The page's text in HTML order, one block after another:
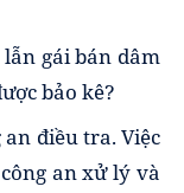
gái bán dâm
bảo kê?
an điều tra. Việc
an xử lý và